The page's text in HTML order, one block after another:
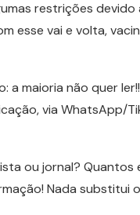
restrições devido
esse vai e volta,
a maioria não quer
via WhatsApp/
ou jornal?
Nada substitui